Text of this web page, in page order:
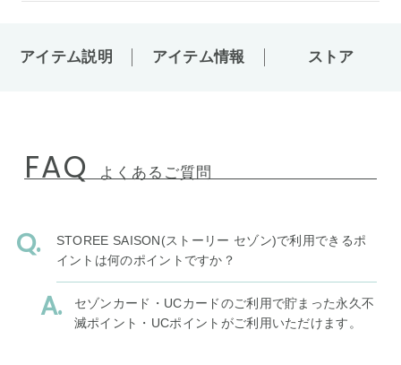
アイテム説明 アイテム情報 ストア
FAQ よくあるご質問
STOREE SAISON(ストーリー セゾン)で利用できるポ
イントは何のポイントですか？
セゾンカード・UCカードのご利用で貯まった永久不
滅ポイント・UCポイントがご利用いただけます。